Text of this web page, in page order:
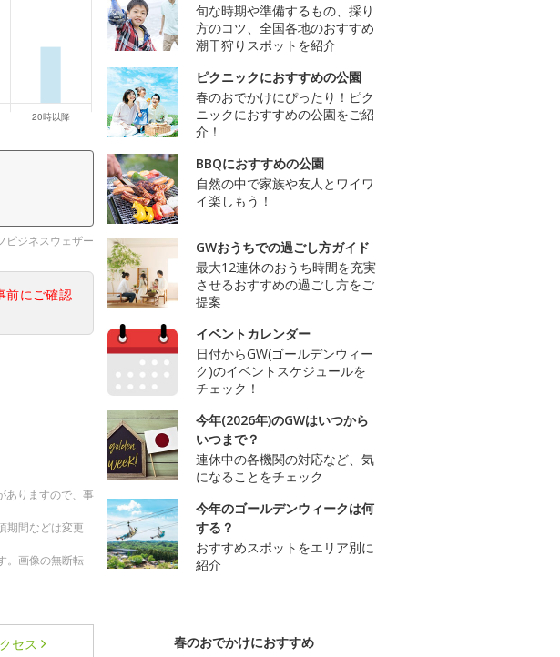
ビジネスウェザー
前にご確認
ありますので、事
期間などは変更
。画像の無断転
セス
旬な時期や準備するもの、採り
方のコツ、全国各地のおすすめ
潮干狩りスポットを紹介
ピクニックにおすすめの公園
春のおでかけにぴったり！ピク
ニックにおすすめの公園をご紹
介！
BBQにおすすめの公園
自然の中で家族や友人とワイワ
イ楽しもう！
GWおうちでの過ごし方ガイド
最大12連休のおうち時間を充実
させるおすすめの過ごし方をご
提案
イベントカレンダー
日付からGW(ゴールデンウィー
ク)のイベントスケジュールを
チェック！
今年(2026年)のGWはいつから
いつまで？
連休中の各機関の対応など、気
になることをチェック
今年のゴールデンウィークは何
する？
おすすめスポットをエリア別に
紹介
春のおでかけにおすすめ